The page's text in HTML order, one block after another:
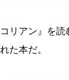
リアン』を
た本だ。